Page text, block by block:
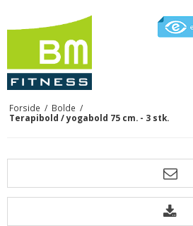
Forside / Bolde /
Terapibold / yogabold 75 cm. - 3 stk.